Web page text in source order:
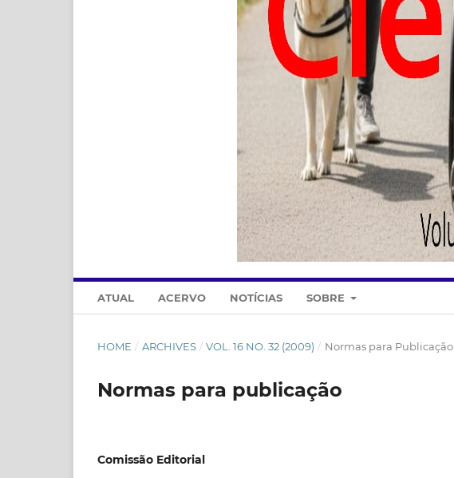
ATUAL ACERVO NOTÍCIAS SOBRE
HOME / ARCHIVES / VOL. 16 NO. 32 (2009) / Normas para Publicação
Normas para publicação
Comissão Editorial